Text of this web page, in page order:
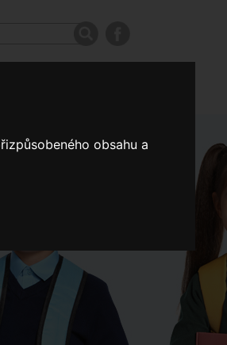
obsahu a